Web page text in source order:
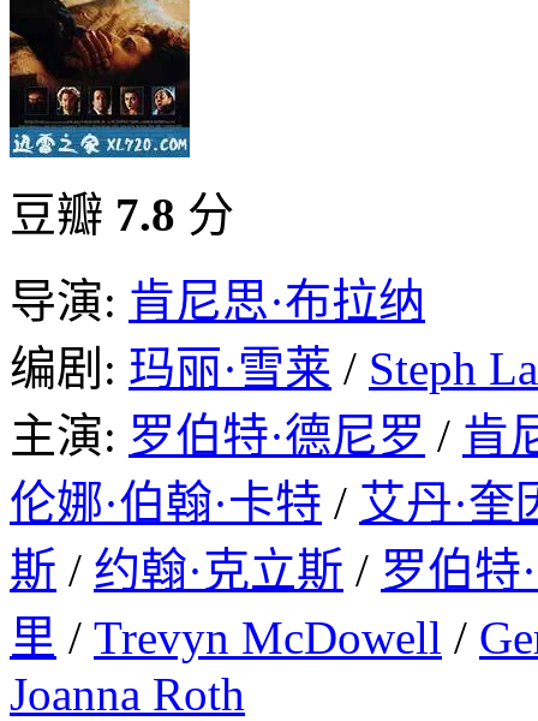
豆瓣 7.8 分
导演: 肯尼思·布拉纳
编剧: 玛丽·雪莱 / Steph
主演: 罗伯特·德尼罗 / 肯
伦娜·伯翰·卡特 / 艾丹·奎
斯 / 约翰·克立斯 / 罗伯特
里 / Trevyn McDowell /
Joanna Roth